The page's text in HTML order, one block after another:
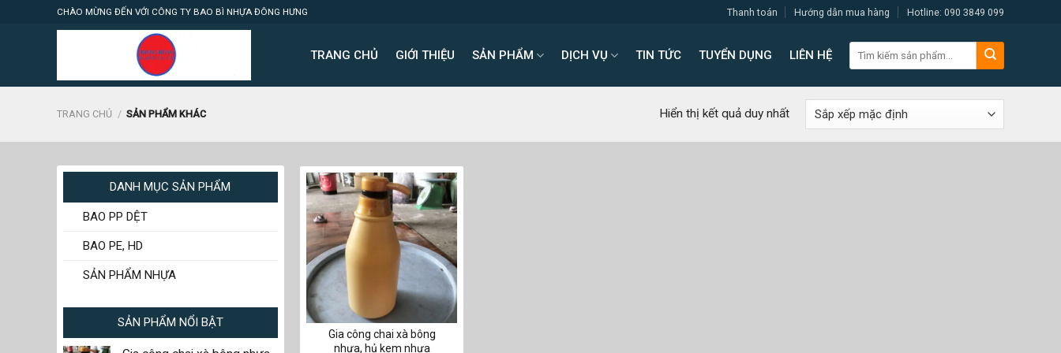
CHÀO MỪNG ĐẾN VỚI CÔNG TY BAO BÌ NHỰA ĐÔNG HƯNG Thanh toán Hướng dẫn mua hàng Hotline: 090 3849 099
TRANG CHỦ GIỚI THIỆU SẢN PHẨM DỊCH VỤ TIN TỨC TUYỂN DỤNG LIÊN HỆ
kiếm:
TRANG CHỦ / SẢN PHẨM KHÁC Hiển thị kết quả duy nhất
DANH MỤC SẢN PHẨM
BAO PP DỆT
BAO PE, HD
SẢN PHẨM NHỰA
SẢN PHẨM NỔI BẬT
Gia công chai xà bông
nhựa, hủ kem nhựa